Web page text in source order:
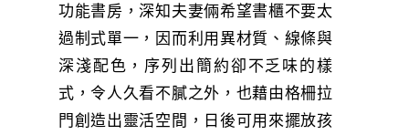
功能書房，深知夫妻倆希望書櫃不要太
過制式單一，因而利用異材質、線條與
深淺配色，序列出簡約卻不乏味的樣
式，令人久看不膩之外，也藉由格柵拉
門創造出靈活空間，日後可用來擺放孩